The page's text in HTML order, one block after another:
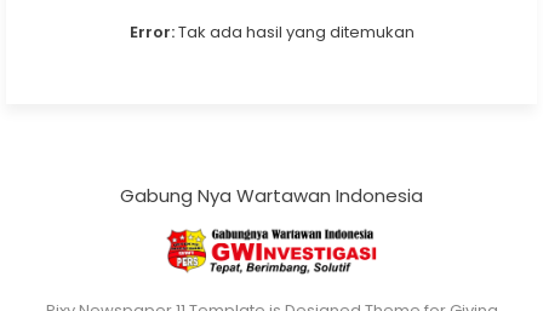
Error:Tak ada hasil yang ditemukan
Gabung Nya Wartawan Indonesia